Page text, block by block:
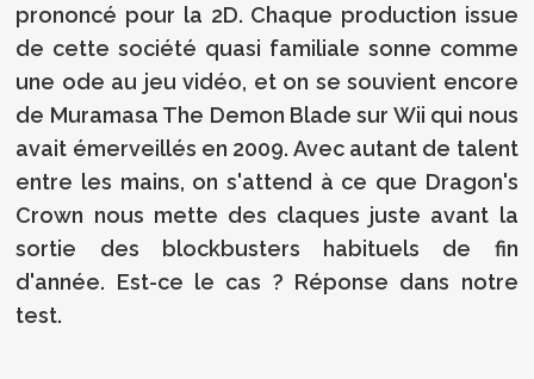
prononcé pour la 2D. Chaque production issue
de cette société quasi familiale sonne comme
une ode au jeu vidéo, et on se souvient encore
de Muramasa The Demon Blade sur Wii qui nous
avait émerveillés en 2009. Avec autant de talent
entre les mains, on s'attend à ce que Dragon's
Crown nous mette des claques juste avant la
sortie des blockbusters habituels de fin
d'année. Est-ce le cas ? Réponse dans notre
test.